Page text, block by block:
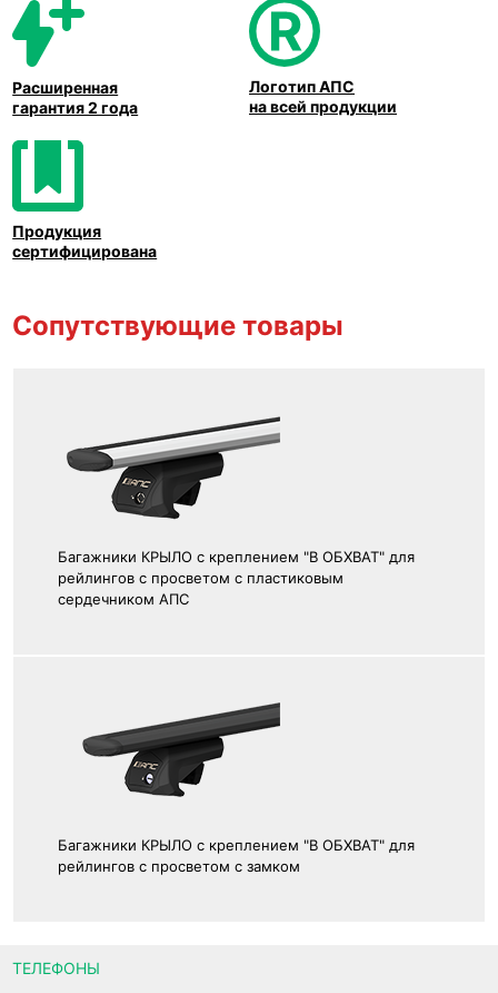
Расширенная
гарантия 2 года
Логотип АПС
на всей продукции
Продукция
сертифицирована
Сопутствующие товары
Багажники КРЫЛО с креплением "В ОБХВАТ" для
рейлингов с просветом с пластиковым
сердечником АПС
Багажники КРЫЛО с креплением "В ОБХВАТ" для
рейлингов с просветом с замком
ТЕЛЕФОНЫ